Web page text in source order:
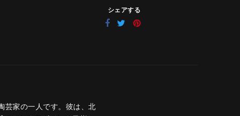
シェアする
芸家の一人です。彼は、北